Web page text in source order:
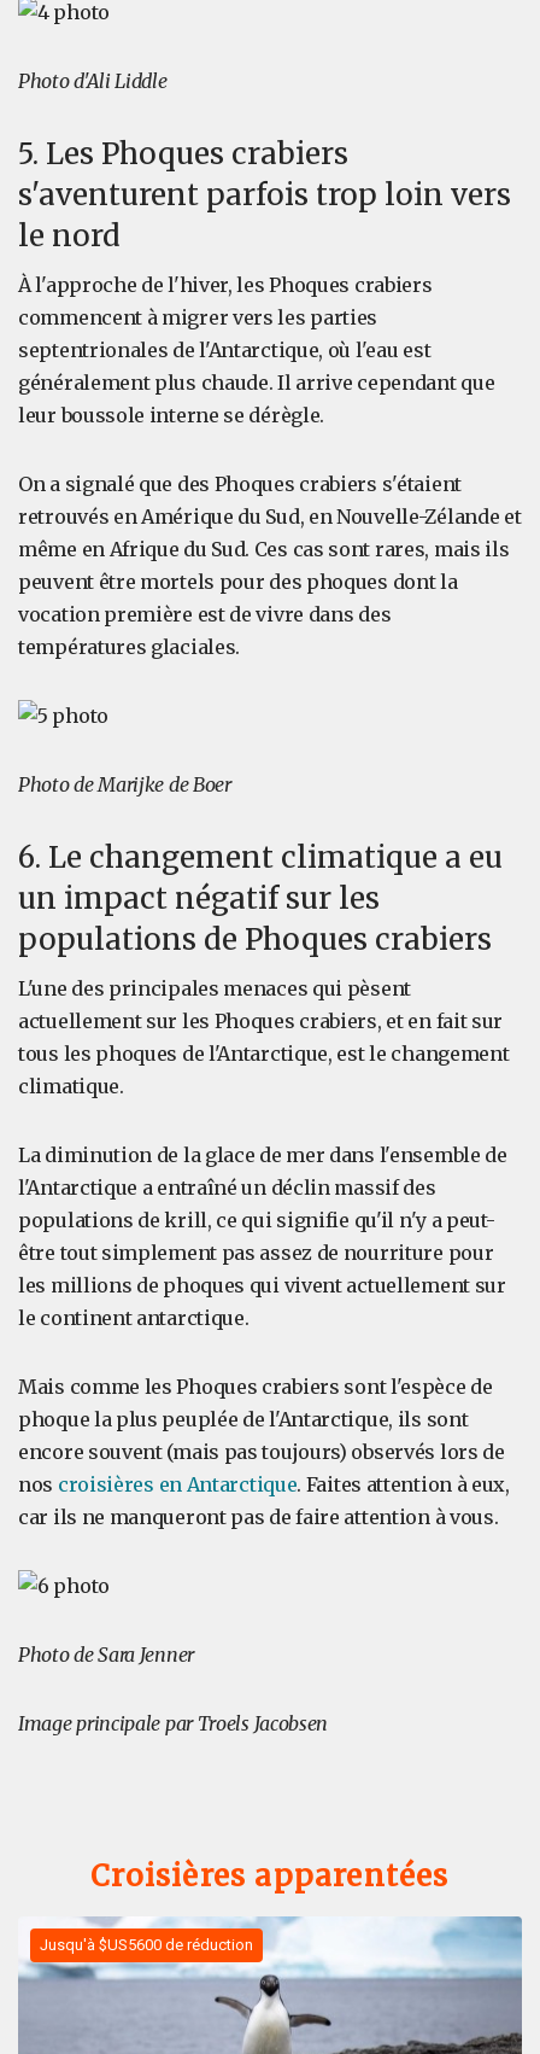
Photo d'Ali Liddle
5. Les Phoques crabiers
s'aventurent parfois trop loin vers
le nord
À l'approche de l'hiver, les Phoques crabiers
commencent à migrer vers les parties
septentrionales de l'Antarctique, où l'eau est
généralement plus chaude. Il arrive cependant que
leur boussole interne se dérègle.
On a signalé que des Phoques crabiers s'étaient
retrouvés en Amérique du Sud, en Nouvelle-Zélande et
même en Afrique du Sud. Ces cas sont rares, mais ils
peuvent être mortels pour des phoques dont la
vocation première est de vivre dans des
températures glaciales.
Photo de Marijke de Boer
6. Le changement climatique a eu
un impact négatif sur les
populations de Phoques crabiers
L'une des principales menaces qui pèsent
actuellement sur les Phoques crabiers, et en fait sur
tous les phoques de l'Antarctique, est le changement
climatique.
La diminution de la glace de mer dans l'ensemble de
l'Antarctique a entraîné un déclin massif des
populations de krill, ce qui signifie qu'il n'y a peut-
être tout simplement pas assez de nourriture pour
les millions de phoques qui vivent actuellement sur
le continent antarctique.
Mais comme les Phoques crabiers sont l'espèce de
phoque la plus peuplée de l'Antarctique, ils sont
encore souvent (mais pas toujours) observés lors de
nos croisières en Antarctique. Faites attention à eux,
car ils ne manqueront pas de faire attention à vous.
Photo de Sara Jenner
Image principale par Troels Jacobsen
Croisières apparentées
Jusqu'à $US5600 de réduction